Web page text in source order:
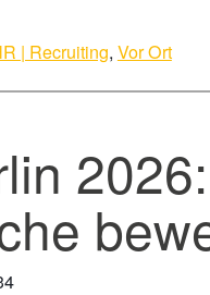
| Recruiting, Vor Ort